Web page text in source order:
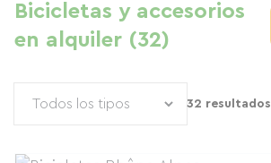
Bicicletas y accesorios
en alquiler (32)
32 resultados